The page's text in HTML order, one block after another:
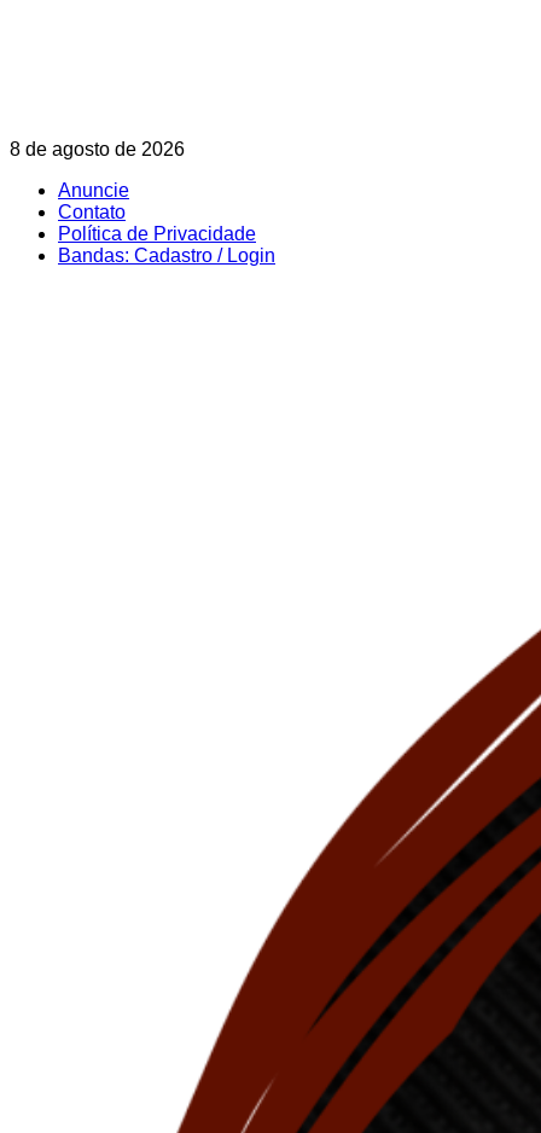
Skip
content
8 de agosto de 2026
Anuncie
Contato
Política de Privacidade
Bandas: Cadastro / Login